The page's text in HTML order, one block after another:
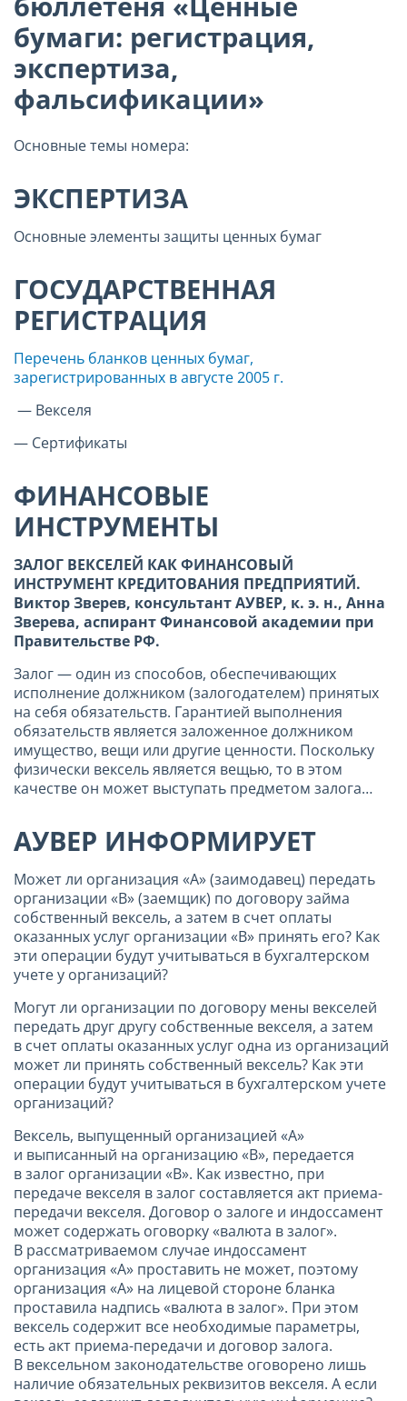
бумаги: регистрация,
экспертиза,
фальсификации»
Основные темы номера:
ЭКСПЕРТИЗА
Основные элементы защиты ценных бумаг
ГОСУДАРСТВЕННАЯ
РЕГИСТРАЦИЯ
Перечень бланков ценных бумаг,
зарегистрированных в августе 2005 г.
— Векселя
— Сертификаты
ФИНАНСОВЫЕ
ИНСТРУМЕНТЫ
ЗАЛОГ ВЕКСЕЛЕЙ КАК ФИНАНСОВЫЙ
ИНСТРУМЕНТ КРЕДИТОВАНИЯ ПРЕДПРИЯТИЙ.
Виктор Зверев, консультант АУВЕР, к. э. н., Анна
Зверева, аспирант Финансовой академии при
Правительстве РФ.
Залог — один из способов, обеспечивающих
исполнение должником (залогодателем) принятых
на себя обязательств. Гарантией выполнения
обязательств является заложенное должником
имущество, вещи или другие ценности. Поскольку
физически вексель является вещью, то в этом
качестве он может выступать предметом залога…
АУВЕР ИНФОРМИРУЕТ
Может ли организация «А» (заимодавец) передать
организации «В» (заемщик) по договору займа
собственный вексель, а затем в счет оплаты
оказанных услуг организации «В» принять его? Как
эти операции будут учитываться в бухгалтерском
учете у организаций?
Могут ли организации по договору мены векселей
передать друг другу собственные векселя, а затем
в счет оплаты оказанных услуг одна из организаций
может ли принять собственный вексель? Как эти
операции будут учитываться в бухгалтерском учете
организаций?
Вексель, выпущенный организацией «А»
и выписанный на организацию «В», передается
в залог организации «В». Как известно, при
передаче векселя в залог составляется акт приема-
передачи векселя. Договор о залоге и индоссамент
может содержать оговорку «валюта в залог».
В рассматриваемом случае индоссамент
организация «А» проставить не может, поэтому
организация «А» на лицевой стороне бланка
проставила надпись «валюта в залог». При этом
вексель содержит все необходимые параметры,
есть акт приема-передачи и договор залога.
В вексельном законодательстве оговорено лишь
наличие обязательных реквизитов векселя. А если